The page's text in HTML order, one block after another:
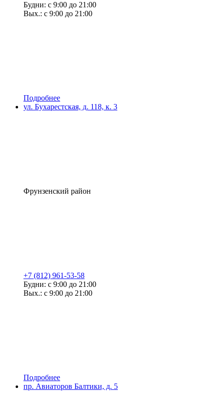
Будни: с 9:00 до 21:00
Вых.: с 9:00 до 21:00
Подробнее
ул. Бухарестская, д. 118, к. 3
Фрунзенский район
+7 (812) 961-53-58
Будни: с 9:00 до 21:00
Вых.: с 9:00 до 21:00
Подробнее
пр. Авиаторов Балтики, д. 5